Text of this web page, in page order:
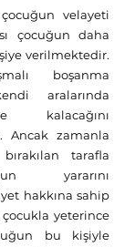
velayeti
çocuğun daha
verilmektedir.
boşanma
aralarında
kalacağını
Ancak zamanla
tarafla
yararını
hakkına sahip
yeterince
bu kişiyle